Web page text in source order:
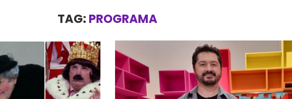
TAG: PROGRAMA